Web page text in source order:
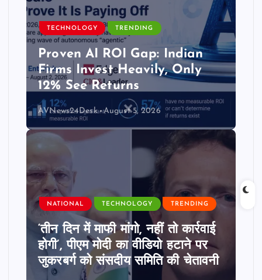
TECHNOLOGY TRENDING
Proven AI ROI Gap: Indian
Firms Invest Heavily, Only
12% See Returns
AVNews24Desk August 5, 2026
NATIONAL TECHNOLOGY TRENDING
‘तीन दिन में माफी मांगो, नहीं तो कार्रवाई
होगी’, पीएम मोदी का वीडियो हटाने पर
जुकरबर्ग को संसदीय समिति की चेतावनी